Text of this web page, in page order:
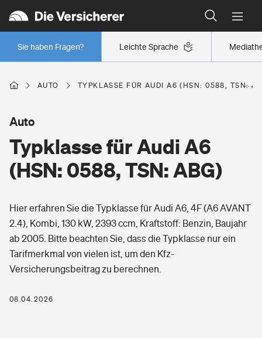
Leichte Sprache
Sie haben Fragen?
Wer versichert was: Jetzt Versicherer finden
Regionalklassen: So ist Ihre Region eingestuft
Wer versichert was: Jetzt Versicherer finden
Berufsunfähigkeitsversicherung
Erwerbsunfähigkeitsversicherung
Grundfähigkeitsversicherung
Arbeitsrechtsschutz
Berufshaftpflichtversicherung
Zur Übersicht
Wohnen
Freizeit
Pri­vate Haft­pflicht­
Gesundheit
Private Krankenversicherung
AUTO TYPKLASSE FÜR AUDI A6 (HSN: 0588, TSN:
Typklasse für Audi A6
(HSN: 0588, TSN: ABG)
Auto
Hier erfahren Sie die Typklasse für Audi A6, 4F (A6 AVANT
2.4), Kombi, 130 kW, 2393 ccm, Kraftstoff: Benzin, Baujahr
ab 2005. Bitte beachten Sie, dass die Typklasse nur ein
Tarifmerkmal von vielen ist, um den Kfz-
Versicherungsbeitrag zu berechnen.
08.04.2026